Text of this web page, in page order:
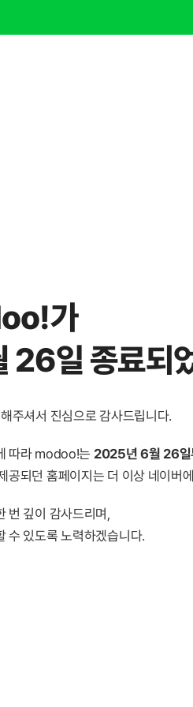
가
일 종료되
주셔서 진심으로 감사드립니다.
따라 modoo!는 2025년 6월 26일
공되던 홈페이지는 더 이상 네이버
번 깊이 감사드리며,
수 있도록 노력하겠습니다.